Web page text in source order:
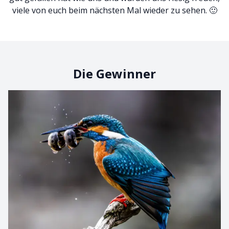
viele von euch beim nächsten Mal wieder zu sehen. 🙂
Die Gewinner